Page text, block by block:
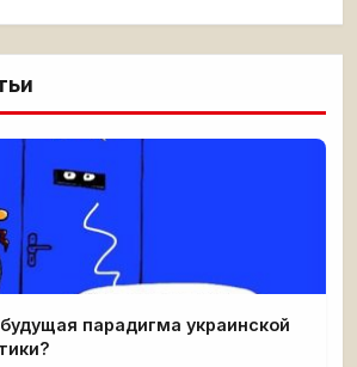
парадигма украинской